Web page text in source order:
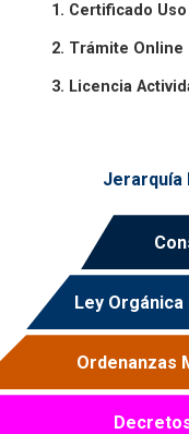
1. Certificado Uso
2. Trámite Online
3. Licencia
Jerarquía
Ley
Ordenanzas